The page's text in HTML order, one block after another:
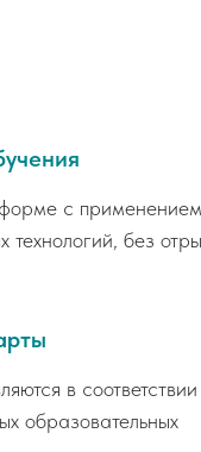
с применением
технологий, без
в
образовательных